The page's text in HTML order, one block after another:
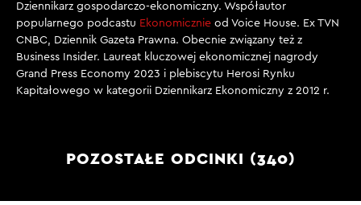
Dziennikarz gospodarczo-ekonomiczny. Współautor
popularnego podcastu Ekonomicznie od Voice House. Ex TVN
CNBC, Dziennik Gazeta Prawna. Obecnie związany też z
Business Insider. Laureat kluczowej ekonomicznej nagrody
Grand Press Economy 2023 i plebiscytu Herosi Rynku
Kapitałowego w kategorii Dziennikarz Ekonomiczny z 2012 r.
POZOSTAŁE ODCINKI (340)